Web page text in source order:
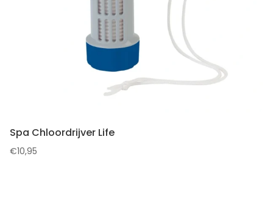
Spa Chloordrijver Life
€10,95